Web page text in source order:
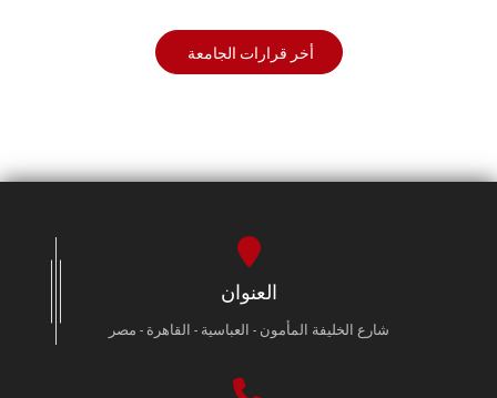
أخر قرارات الجامعة
العنوان
شارع الخليفة المأمون - العباسية - القاهرة - مصر